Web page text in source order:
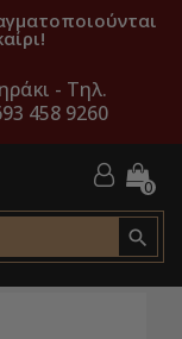
- Τηλ.
458 9260
0
